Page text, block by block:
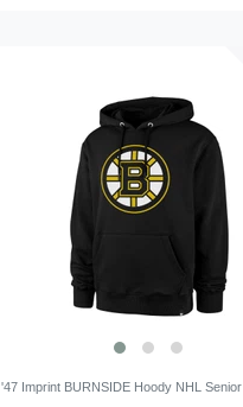
'47 Imprint BURNSIDE Hoody NHL Senior